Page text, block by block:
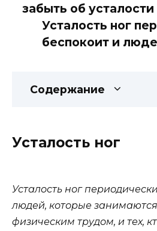
забыть об усталости
Усталость ног
беспокоит и
Содержание
Усталость ног
Усталость ног
людей, которые
физическим трудом, и тех,